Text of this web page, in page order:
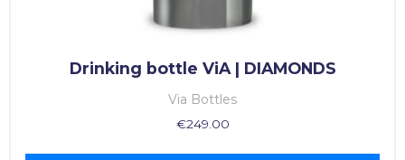
Drinking bottle ViA | DIAMONDS
Via Bottles
€249.00